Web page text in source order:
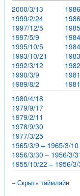
2000/3/13
1999/2/24
1997/12/5
1997/5/9
1995/10/5
1993/10/21
1992/3/12
1990/3/9
1989/8/2
1980/4/18
1979/9/17
1979/2/11
1978/9/30
1977/3/25
1965/3/9 – 1965/3/10
1956/3/30 – 1956/3/
1955/10/22 – 1956/3/
– Скрыть таймлайн